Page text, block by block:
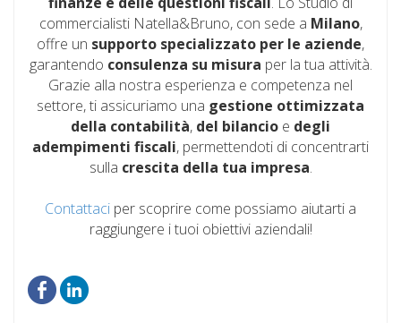
commercialisti Natella&Bruno, con sede a Milano,
offre un supporto specializzato per le aziende,
garantendo consulenza su misura per la tua attività.
Grazie alla nostra esperienza e competenza nel
settore, ti assicuriamo una gestione ottimizzata
della contabilità, del bilancio e degli
adempimenti fiscali, permettendoti di concentrarti
sulla crescita della tua impresa.
Contattaci per scoprire come possiamo aiutarti a
raggiungere i tuoi obiettivi aziendali!